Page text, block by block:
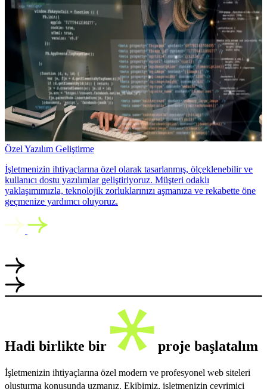
Özel Yazılım Geliştirme
İşletmenizin ihtiyaçlarına özel olarak tasarlanmış, ölçeklenebilir ve
kullanıcı dostu yazılımlar geliştiriyoruz. Müşteri odaklı
yaklaşımımızla, teknolojik zorluklarınızı aşmanıza ve rekabette öne
geçmenize yardımcı oluyoruz.
Hadi birlikte bir proje başlatalım
İşletmenizin ihtiyaçlarına özel modern ve profesyonel web siteleri
oluşturma konusunda uzmanız. Ekibimiz, işletmenizin çevrimiçi